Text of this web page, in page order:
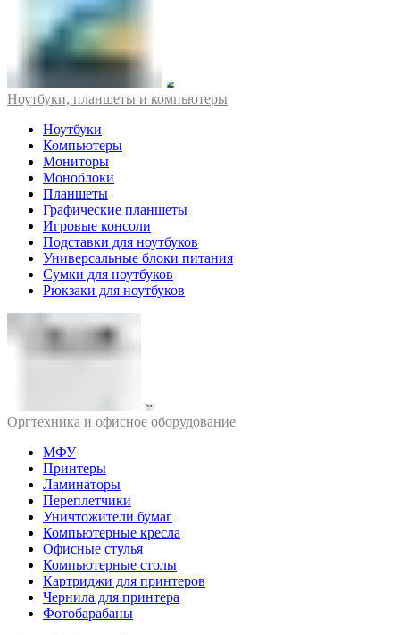
Ноутбуки, планшеты и компьютеры
Ноутбуки
Компьютеры
Мониторы
Моноблоки
Планшеты
Графические планшеты
Игровые консоли
Подставки для ноутбуков
Универсальные блоки питания
Сумки для ноутбуков
Рюкзаки для ноутбуков
Оргтехника и офисное оборудование
МФУ
Принтеры
Ламинаторы
Переплетчики
Уничтожители бумаг
Компьютерные кресла
Офисные стулья
Компьютерные столы
Картриджи для принтеров
Чернила для принтера
Фотобарабаны